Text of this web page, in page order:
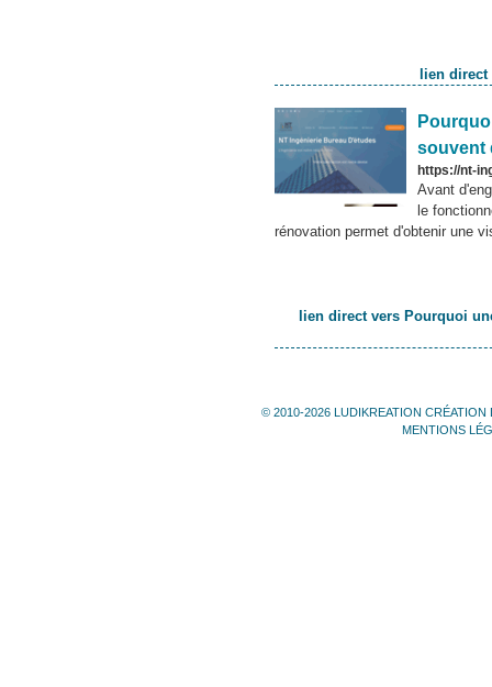
lien
souvent
https://nt-
Avant
le
rénovation permet d'obtenir une
lien direct vers Pourquoi
© 2010-2026 LUDIKREATION CRÉATION
MENTIONS